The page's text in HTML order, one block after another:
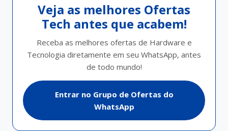
Veja as melhores Ofertas
Tech antes que acabem!
Receba as melhores ofertas de Hardware e
Tecnologia diretamente em seu WhatsApp, antes
de todo mundo!
Entrar no Grupo de Ofertas do
WhatsApp